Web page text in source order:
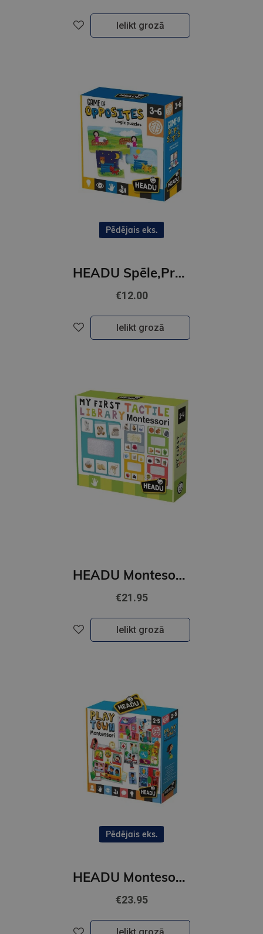
Ielikt grozā
Pēdējais eks.
HEADU Spēle,Pretstati
€12.00
Ielikt grozā
HEADU Montesori spēle Mana pirmā taktilā bibliotēka
€21.95
Ielikt grozā
Pēdējais eks.
HEADU Montesori spēle Rotaļu pilsēta
€23.95